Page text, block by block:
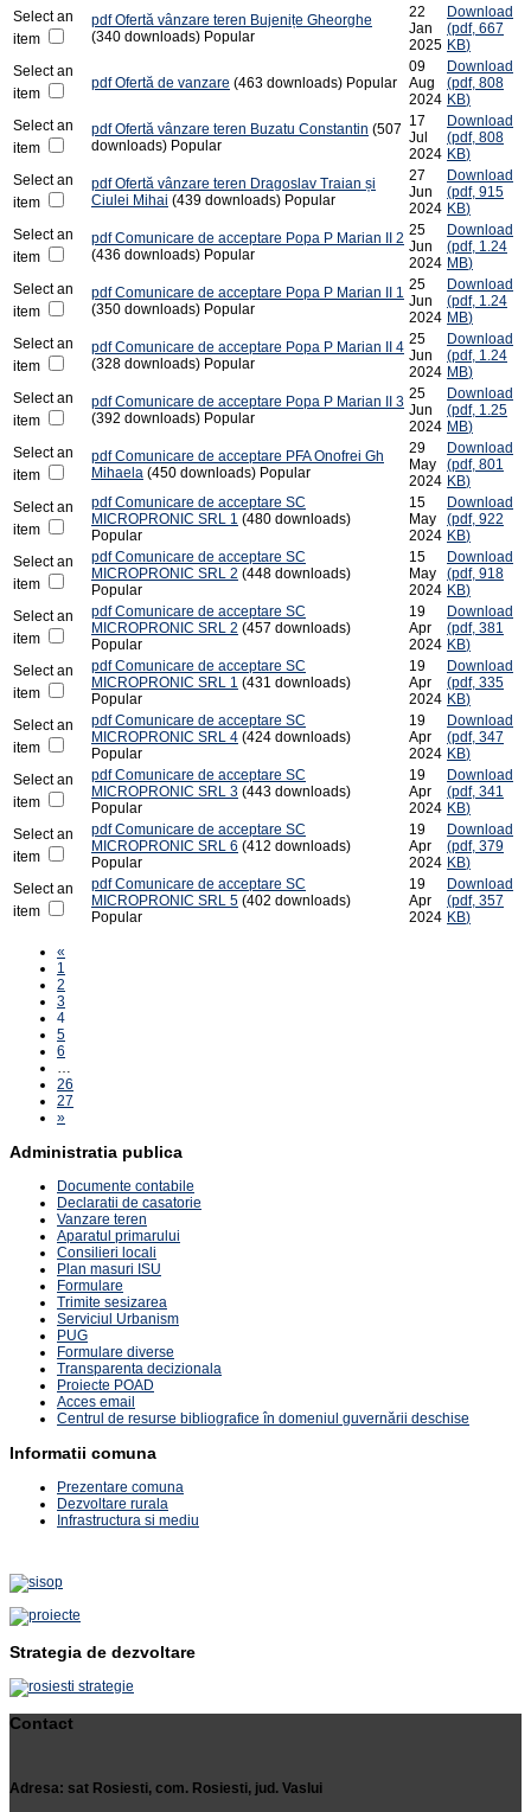
Select an
item
pdf Ofertă vânzare teren Bujenițe Gheorghe
(340 downloads) Popular
22
Jan
2025
Download
(pdf, 667
KB)
Select an
item
pdf Ofertă de vanzare (463 downloads) Popular
09
Aug
2024
Download
(pdf, 808
KB)
Select an
item
pdf Ofertă vânzare teren Buzatu Constantin (507
downloads) Popular
17
Jul
2024
Download
(pdf, 808
KB)
Select an
item
pdf Ofertă vânzare teren Dragoslav Traian și
Ciulei Mihai (439 downloads) Popular
27
Jun
2024
Download
(pdf, 915
KB)
Select an
item
pdf Comunicare de acceptare Popa P Marian II 2
(436 downloads) Popular
25
Jun
2024
Download
(pdf, 1.24
MB)
Select an
item
pdf Comunicare de acceptare Popa P Marian II 1
(350 downloads) Popular
25
Jun
2024
Download
(pdf, 1.24
MB)
Select an
item
pdf Comunicare de acceptare Popa P Marian II 4
(328 downloads) Popular
25
Jun
2024
Download
(pdf, 1.24
MB)
Select an
item
pdf Comunicare de acceptare Popa P Marian II 3
(392 downloads) Popular
25
Jun
2024
Download
(pdf, 1.25
MB)
Select an
item
pdf Comunicare de acceptare PFA Onofrei Gh
Mihaela (450 downloads) Popular
29
May
2024
Download
(pdf, 801
KB)
Select an
item
pdf Comunicare de acceptare SC
MICROPRONIC SRL 1 (480 downloads)
Popular
15
May
2024
Download
(pdf, 922
KB)
Select an
item
pdf Comunicare de acceptare SC
MICROPRONIC SRL 2 (448 downloads)
Popular
15
May
2024
Download
(pdf, 918
KB)
Select an
item
pdf Comunicare de acceptare SC
MICROPRONIC SRL 2 (457 downloads)
Popular
19
Apr
2024
Download
(pdf, 381
KB)
Select an
item
pdf Comunicare de acceptare SC
MICROPRONIC SRL 1 (431 downloads)
Popular
19
Apr
2024
Download
(pdf, 335
KB)
Select an
item
pdf Comunicare de acceptare SC
MICROPRONIC SRL 4 (424 downloads)
Popular
19
Apr
2024
Download
(pdf, 347
KB)
Select an
item
pdf Comunicare de acceptare SC
MICROPRONIC SRL 3 (443 downloads)
Popular
19
Apr
2024
Download
(pdf, 341
KB)
Select an
item
pdf Comunicare de acceptare SC
MICROPRONIC SRL 6 (412 downloads)
Popular
19
Apr
2024
Download
(pdf, 379
KB)
Select an
item
pdf Comunicare de acceptare SC
MICROPRONIC SRL 5 (402 downloads)
Popular
19
Apr
2024
Download
(pdf, 357
KB)
«
1
2
3
4
5
6
…
26
27
»
Administratia publica
Documente contabile
Declaratii de casatorie
Vanzare teren
Aparatul primarului
Consilieri locali
Plan masuri ISU
Formulare
Trimite sesizarea
Serviciul Urbanism
PUG
Formulare diverse
Transparenta decizionala
Proiecte POAD
Acces email
Centrul de resurse bibliografice în domeniul guvernării deschise
Informatii comuna
Prezentare comuna
Dezvoltare rurala
Infrastructura si mediu
Strategia de dezvoltare
Contact
Adresa: sat Rosiesti, com. Rosiesti, jud. Vaslui